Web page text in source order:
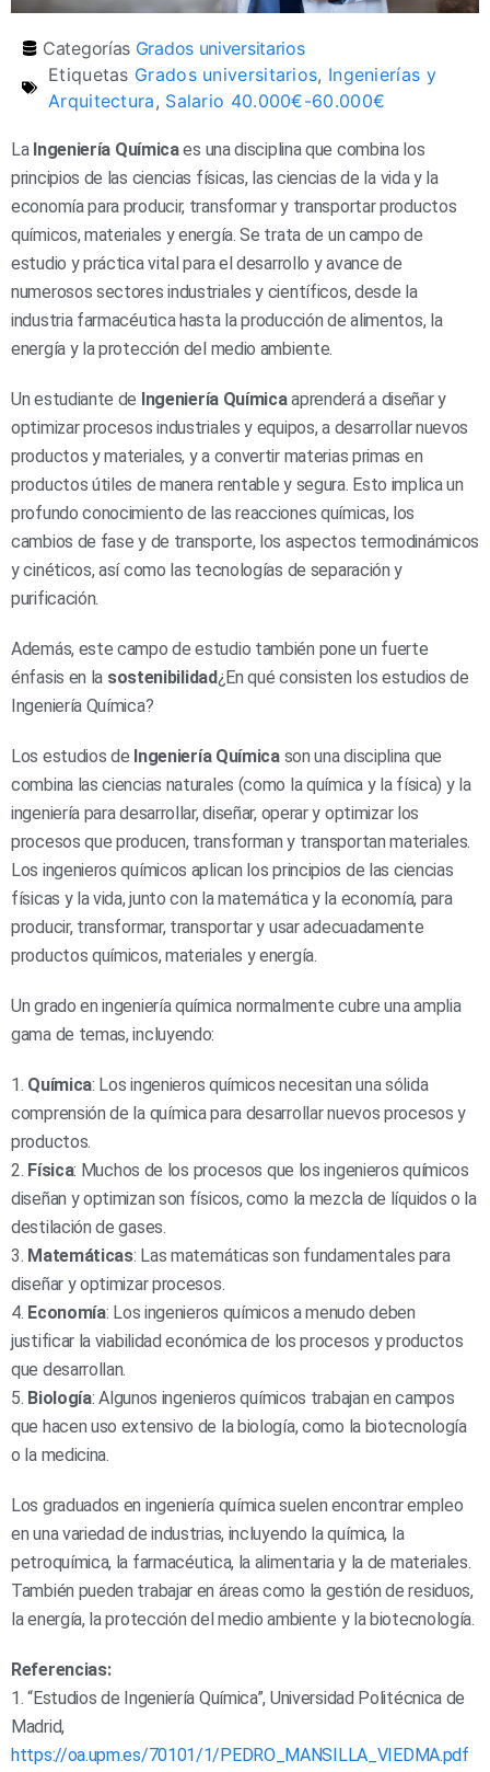
Categorías Grados universitarios
Etiquetas Grados universitarios, Ingenierías y
Arquitectura, Salario 40.000€-60.000€
La Ingeniería Químicaes una disciplina que combina los
principios de las ciencias físicas, las ciencias de la vida y la
economía para producir, transformar y transportar productos
químicos, materiales y energía. Se trata de un campo de
estudio y práctica vital para el desarrollo y avance de
numerosos sectores industriales y científicos, desde la
industria farmacéutica hasta la producción de alimentos, la
energía y la protección del medio ambiente.
Un estudiante de Ingeniería Químicaaprenderá a diseñar y
optimizar procesos industriales y equipos, a desarrollar nuevos
productos y materiales, y a convertir materias primas en
productos útiles de manera rentable y segura. Esto implica un
profundo conocimiento de las reacciones químicas, los
cambios de fase y de transporte, los aspectos termodinámicos
y cinéticos, así como las tecnologías de separación y
purificación.
Además, este campo de estudio también pone un fuerte
énfasis en la sostenibilidad¿En qué consisten los estudios de
Ingeniería Química?
Los estudios de Ingeniería Químicason una disciplina que
combina las ciencias naturales (como la química y la física) y la
ingeniería para desarrollar, diseñar, operar y optimizar los
procesos que producen, transforman y transportan materiales.
Los ingenieros químicos aplican los principios de las ciencias
físicas y la vida, junto con la matemática y la economía, para
producir, transformar, transportar y usar adecuadamente
productos químicos, materiales y energía.
Un grado en ingeniería química normalmente cubre una amplia
gama de temas, incluyendo:
1. Química: Los ingenieros químicos necesitan una sólida
comprensión de la química para desarrollar nuevos procesos y
productos.
2. Física: Muchos de los procesos que los ingenieros químicos
diseñan y optimizan son físicos, como la mezcla de líquidos o la
destilación de gases.
3. Matemáticas: Las matemáticas son fundamentales para
diseñar y optimizar procesos.
4. Economía: Los ingenieros químicos a menudo deben
justificar la viabilidad económica de los procesos y productos
que desarrollan.
5. Biología: Algunos ingenieros químicos trabajan en campos
que hacen uso extensivo de la biología, como la biotecnología
o la medicina.
Los graduados en ingeniería química suelen encontrar empleo
en una variedad de industrias, incluyendo la química, la
petroquímica, la farmacéutica, la alimentaria y la de materiales.
También pueden trabajar en áreas como la gestión de residuos,
la energía, la protección del medio ambiente y la biotecnología.
Referencias:
1. “Estudios de Ingeniería Química”, Universidad Politécnica de
Madrid,
https://oa.upm.es/70101/1/PEDRO_MANSILLA_VIEDMA.pdf